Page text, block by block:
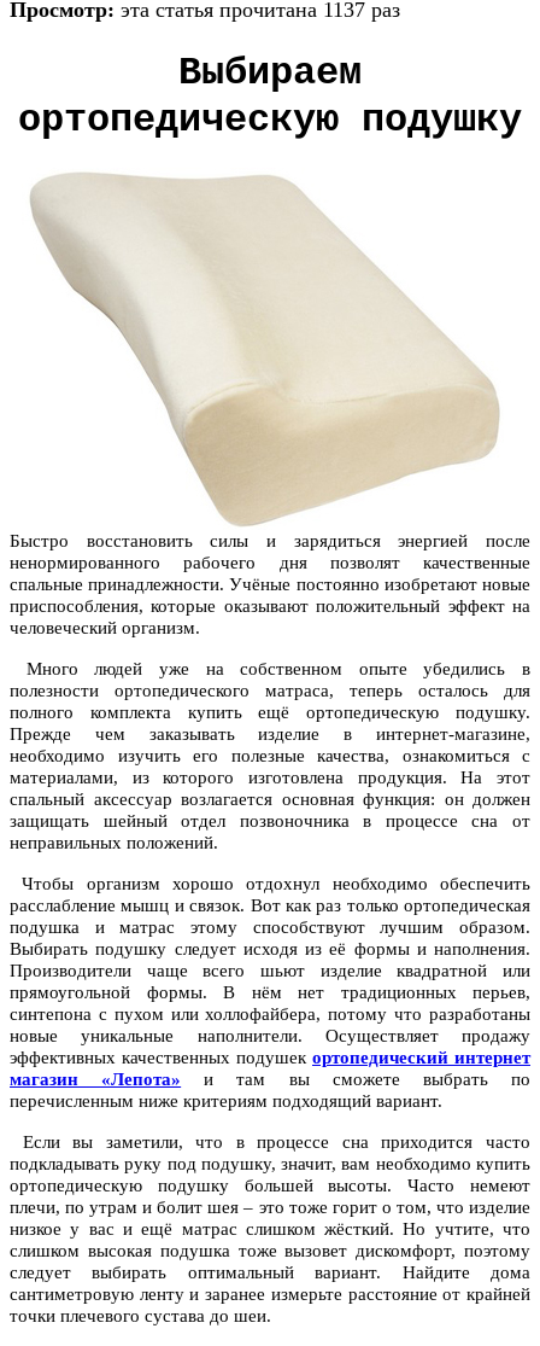
Просмотр: эта статья прочитана 1137 раз
Выбираем
ортопедическую подушку
Быстро восстановить силы и зарядиться энергией после
ненормированного рабочего дня позволят качественные
спальные принадлежности. Учёные постоянно изобретают новые
приспособления, которые оказывают положительный эффект на
человеческий организм.
Много людей уже на собственном опыте убедились в
полезности ортопедического матраса, теперь осталось для
полного комплекта купить ещё ортопедическую подушку.
Прежде чем заказывать изделие в интернет-магазине,
необходимо изучить его полезные качества, ознакомиться с
материалами, из которого изготовлена продукция. На этот
спальный аксессуар возлагается основная функция: он должен
защищать шейный отдел позвоночника в процессе сна от
неправильных положений.
Чтобы организм хорошо отдохнул необходимо обеспечить
расслабление мышц и связок. Вот как раз только ортопедическая
подушка и матрас этому способствуют лучшим образом.
Выбирать подушку следует исходя из её формы и наполнения.
Производители чаще всего шьют изделие квадратной или
прямоугольной формы. В нём нет традиционных перьев,
синтепона с пухом или холлофайбера, потому что разработаны
новые уникальные наполнители. Осуществляет продажу
эффективных качественных подушек ортопедический интернет
магазин «Лепота» и там вы сможете выбрать по
перечисленным ниже критериям подходящий вариант.
Если вы заметили, что в процессе сна приходится часто
подкладывать руку под подушку, значит, вам необходимо купить
ортопедическую подушку большей высоты. Часто немеют
плечи, по утрам и болит шея – это тоже горит о том, что изделие
низкое у вас и ещё матрас слишком жёсткий. Но учтите, что
слишком высокая подушка тоже вызовет дискомфорт, поэтому
следует выбирать оптимальный вариант. Найдите дома
сантиметровую ленту и заранее измерьте расстояние от крайней
точки плечевого сустава до шеи.